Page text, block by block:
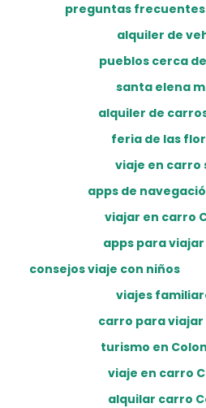
preguntas
alquiler de
pueblos cerca
santa elena
alquiler de
feria de las
viaje en carro
apps de
viajar en carro
apps para
consejos viaje con niños
viajes
carro para viajar
turismo en
viaje en carro
alquilar carro